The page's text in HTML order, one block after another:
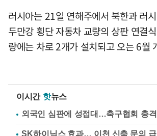
러시아는 21일 연해주에서 북한과 러
두만강 횡단 자동차 교량의 상판 연결
량에는 차로 2개가 설치되고 오는 6월
이시간 핫뉴스
외국인 심판에 성접대…축구협회 충